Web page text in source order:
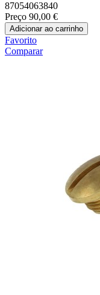
87054063840
Preço 90,00 €
Adicionar ao carrinho
Favorito
Comparar